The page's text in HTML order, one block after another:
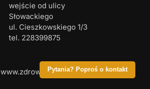
Pytania? Poproś o kontakt
wejście od ulicy
Słowackiego
ul. Cieszkowskiego 1/3
tel. 228399875
www.zdrowastopa.com© 2025